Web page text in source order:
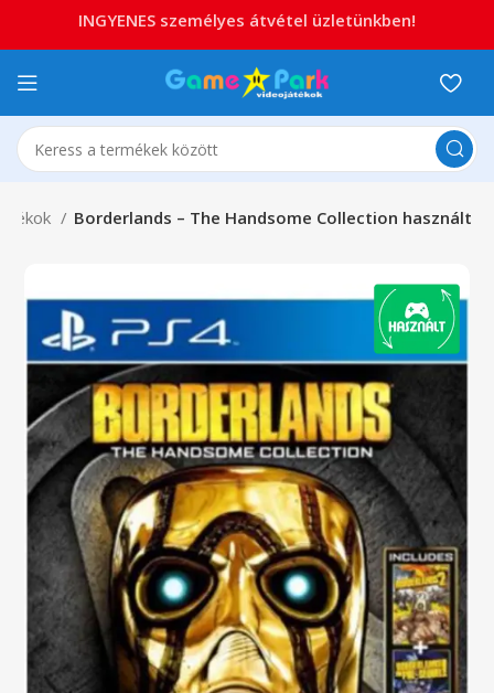
Borderlands – The Handsome Collection használt
INGYENES személyes átvétel üzletünkben!